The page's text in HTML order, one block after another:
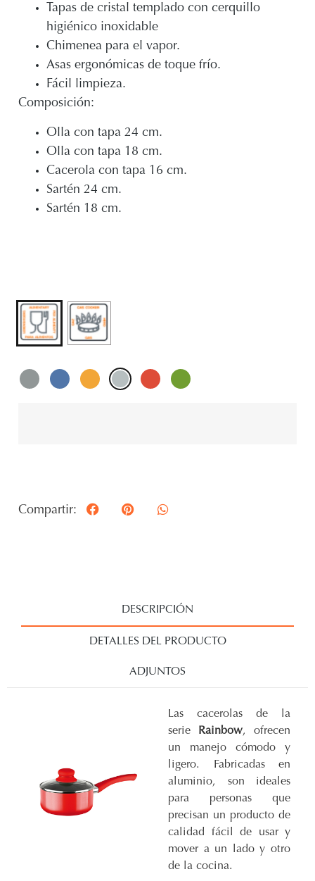
Tapas de cristal templado con cerquillo
higiénico inoxidable
Chimenea para el vapor.
Asas ergonómicas de toque frío.
Fácil limpieza.
Composición:
Olla con tapa 24 cm.
Olla con tapa 18 cm.
Cacerola con tapa 16 cm.
Sartén 24 cm.
Sartén 18 cm.
Compartir:
DESCRIPCIÓN
DETALLES DEL PRODUCTO
ADJUNTOS
Las cacerolas de la
serie Rainbow, ofrecen
un manejo cómodo y
ligero. Fabricadas en
aluminio, son ideales
para personas que
precisan un producto de
calidad fácil de usar y
mover a un lado y otro
de la cocina.